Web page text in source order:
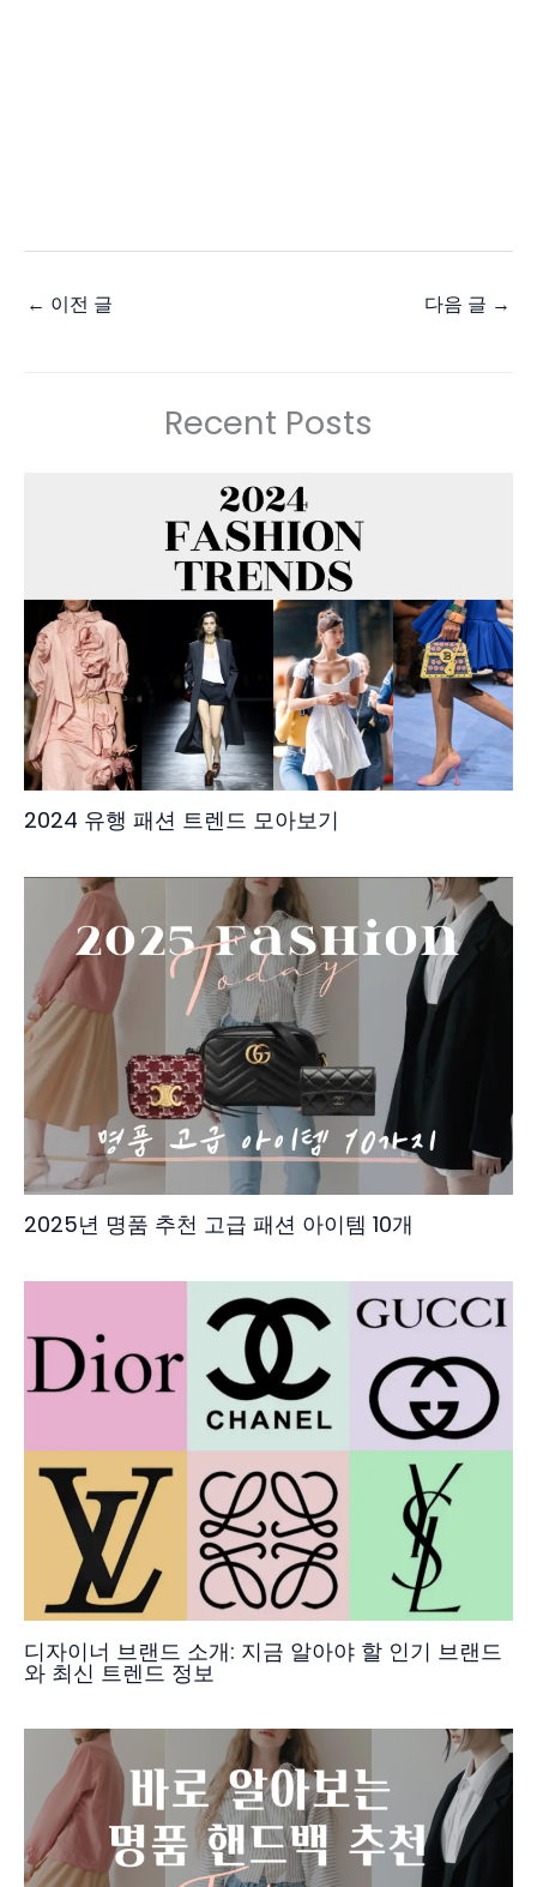
← 이전 글 다음 글 →
Recent Posts
2024 유행 패션 트렌드 모아보기
2025년 명품 추천 고급 패션 아이템 10개
디자이너 브랜드 소개: 지금 알아야 할 인기 브랜드
와 최신 트렌드 정보